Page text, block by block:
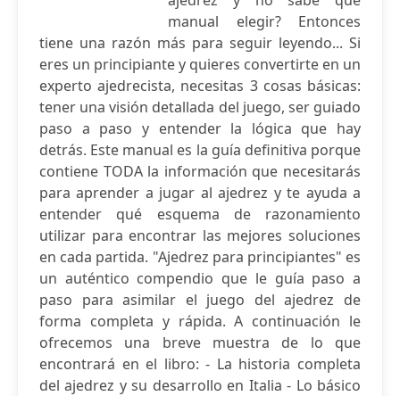
manual elegir? Entonces
tiene una razón más para seguir leyendo... Si
eres un principiante y quieres convertirte en un
experto ajedrecista, necesitas 3 cosas básicas:
tener una visión detallada del juego, ser guiado
paso a paso y entender la lógica que hay
detrás. Este manual es la guía definitiva porque
contiene TODA la información que necesitarás
para aprender a jugar al ajedrez y te ayuda a
entender qué esquema de razonamiento
utilizar para encontrar las mejores soluciones
en cada partida. "Ajedrez para principiantes" es
un auténtico compendio que le guía paso a
paso para asimilar el juego del ajedrez de
forma completa y rápida. A continuación le
ofrecemos una breve muestra de lo que
encontrará en el libro: - La historia completa
del ajedrez y su desarrollo en Italia - Lo básico